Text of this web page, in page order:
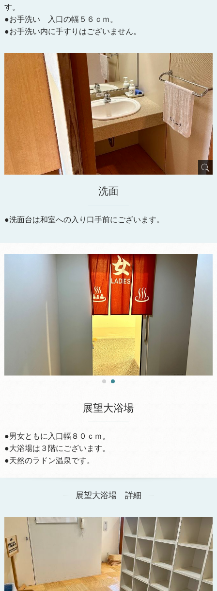
す。
●お手洗い 入口の幅５６ｃｍ。
●お手洗い内に手すりはございません。
洗面
●洗面台は和室への入り口手前にございます。
展望大浴場
●男女ともに入口幅８０ｃｍ。
●大浴場は３階にございます。
●天然のラドン温泉です。
展望大浴場 詳細